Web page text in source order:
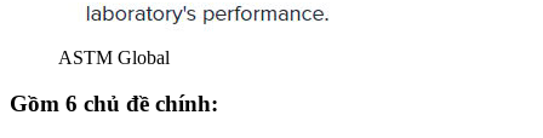
ASTM Global
Gồm 6 chủ đề chính: